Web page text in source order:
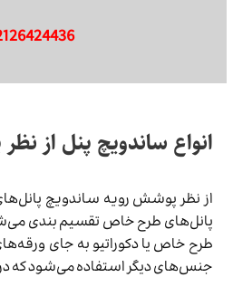
انواع ساندویچ پنل از
از نظر پوشش رویه ساندویچ
پانل‌های طرح خاص تقسیم بندی
طرح خاص یا دکوراتیو به جای
جنس‌های دیگر استفاده می‌شود که در